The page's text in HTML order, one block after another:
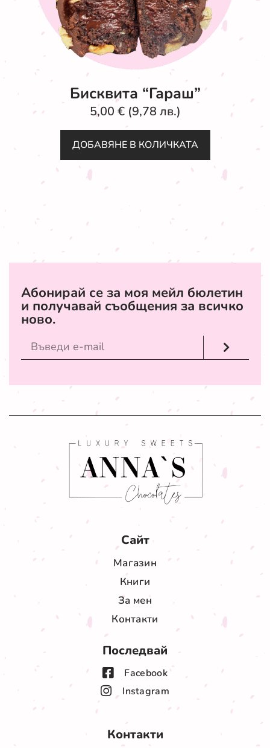
Бисквита “Гараш”
5,00 €(9,78 лв.)
ДОБАВЯНЕ В КОЛИЧКАТА
Абонирай се за моя мейл бюлетин
и получавай съобщения за всичко
ново.
Сайт
Магазин
Книги
За мен
Контакти
Контакти
Последвай
Facebook
Instagram